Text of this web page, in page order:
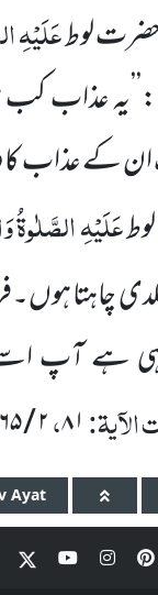
لوطعَلَیْہِ
عذاب
ان کے عذاب
عَلَیْہِ الصَّلٰوۃُ
چاہتا
ہے آپ
۸۱،۲/
Ayat